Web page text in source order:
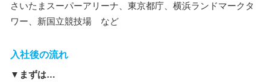
さいたまスーパーアリーナ、東京都庁、横浜ランドマークタ
ワー、新国立競技場 など
入社後の流れ
▼まずは…